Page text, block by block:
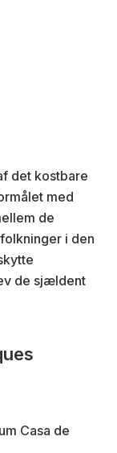
det kostbare
med
de
i den
de sjældent